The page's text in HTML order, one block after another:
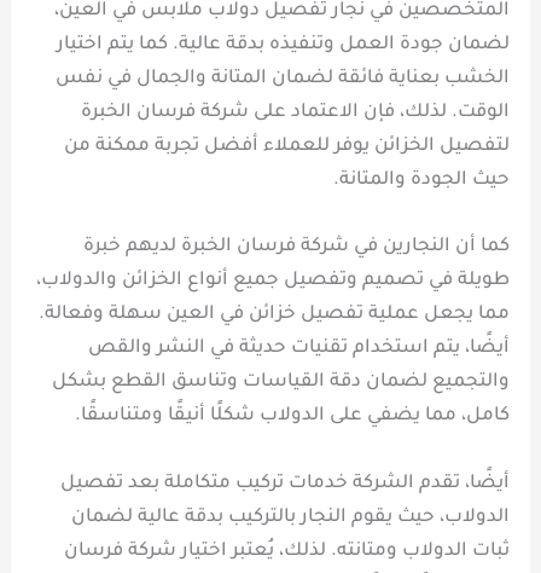
المتخصصين في نجار تفصيل دولاب ملابس في العين،
لضمان جودة العمل وتنفيذه بدقة عالية. كما يتم اختيار
الخشب بعناية فائقة لضمان المتانة والجمال في نفس
الوقت. لذلك، فإن الاعتماد على شركة فرسان الخبرة
لتفصيل الخزائن يوفر للعملاء أفضل تجربة ممكنة من
حيث الجودة والمتانة.
كما أن النجارين في شركة فرسان الخبرة لديهم خبرة
طويلة في تصميم وتفصيل جميع أنواع الخزائن والدولاب،
مما يجعل عملية تفصيل خزائن في العين سهلة وفعالة.
أيضًا، يتم استخدام تقنيات حديثة في النشر والقص
والتجميع لضمان دقة القياسات وتناسق القطع بشكل
كامل، مما يضفي على الدولاب شكلًا أنيقًا ومتناسقًا.
أيضًا، تقدم الشركة خدمات تركيب متكاملة بعد تفصيل
الدولاب، حيث يقوم النجار بالتركيب بدقة عالية لضمان
ثبات الدولاب ومتانته. لذلك، يُعتبر اختيار شركة فرسان